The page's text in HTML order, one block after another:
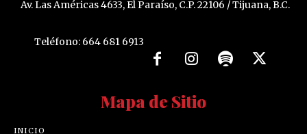
Av. Las Américas 4633, El Paraíso, C.P. 22106 / Tijuana, B.C.
Teléfono: 664 681 6913
Mapa de Sitio
INICIO